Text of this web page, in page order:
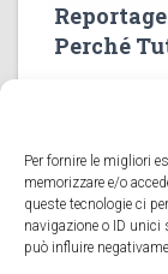
Per fornire le migliori
memorizzare e/o
queste tecnologie ci
navigazione o ID
può influire
Perché
Marco si
emozionato,
l’ha bloccato